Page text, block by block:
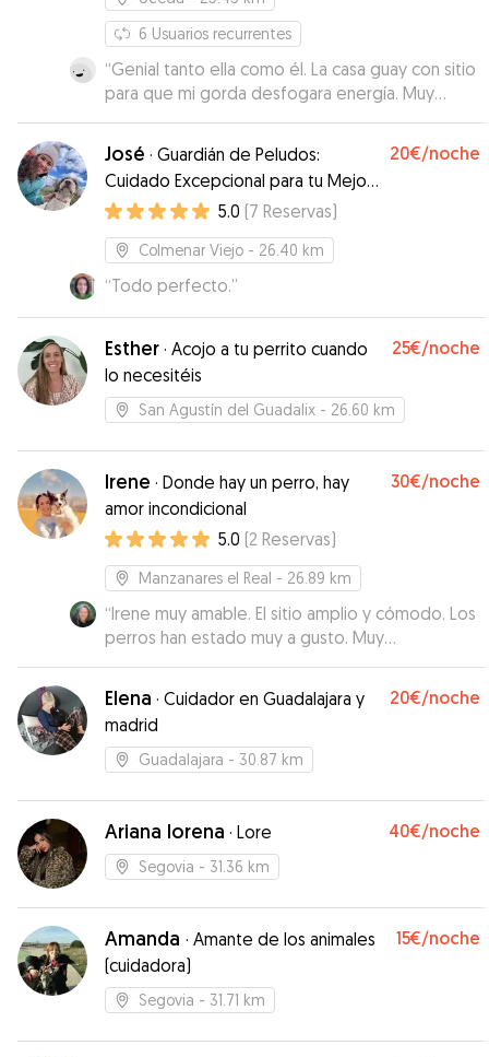
6 Usuarios recurrentes
“Genial tanto ella como él. La casa guay con sitio
para que mi gorda desfogara energía. Muy
contentos.”
José · Guardián de Peludos:
Cuidado Excepcional para tu Mejor
Amigo
20€/noche
5.0 (7 Reservas)
Colmenar Viejo - 26.40 km
“Todo perfecto.”
Esther · Acojo a tu perrito cuando
lo necesitéis
25€/noche
San Agustín del Guadalix - 26.60 km
Irene · Donde hay un perro, hay
amor incondicional
30€/noche
5.0 (2 Reservas)
Manzanares el Real - 26.89 km
“Irene muy amable. El sitio amplio y cómodo. Los
perros han estado muy a gusto. Muy
recomendable.”
Elena · Cuidador en Guadalajara y
madrid
20€/noche
Guadalajara - 30.87 km
Ariana lorena · Lore 40€/noche
Segovia - 31.36 km
Amanda · Amante de los animales
(cuidadora)
15€/noche
Segovia - 31.71 km